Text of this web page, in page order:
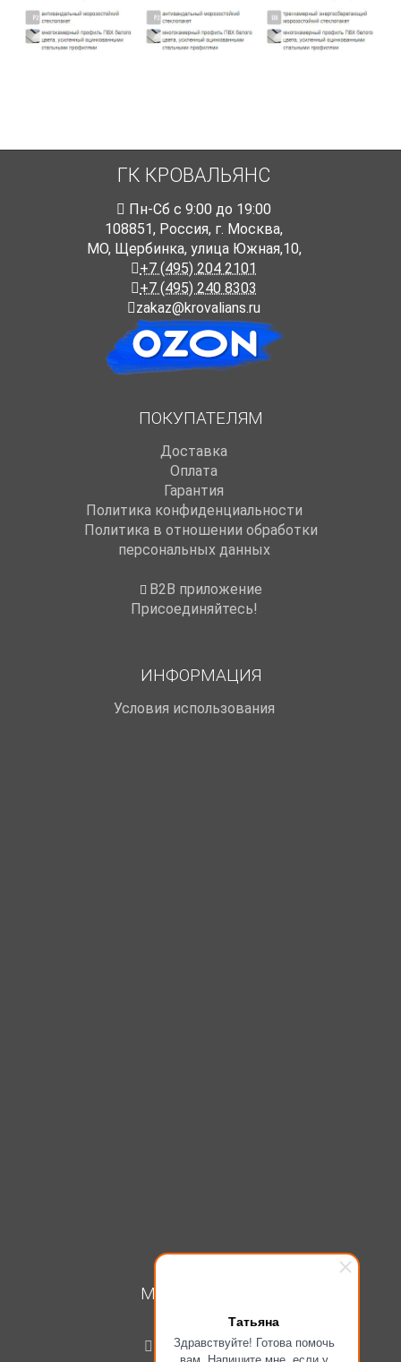
Татьяна
Здравствуйте! Готова помочь
ГК КРОВАЛЬЯНС
Пн-Cб с 9:00 до 19:00
108851, Россия, г. Москва,
МО, Щербинка, улица Южная,10,
+7 (495) 204 2101
+7 (495) 240 8303
zakaz@krovalians.ru
ПОКУПАТЕЛЯМ
Доставка
Оплата
Гарантия
Политика конфиденциальности
Политика в отношении обработки
персональных данных
B2B приложение
Присоединяйтесь!
ИНФОРМАЦИЯ
Условия использования
МОЙ КАБИНЕТ
Регистрация